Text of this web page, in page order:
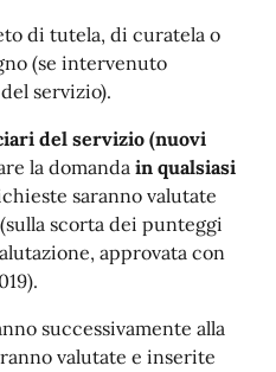
di tutela, di curatela o
(se intervenuto
servizio).
del servizio (nuovi
la domanda in qualsiasi
saranno valutate
scorta dei punteggi
approvata con
successivamente alla
valutate e inserite